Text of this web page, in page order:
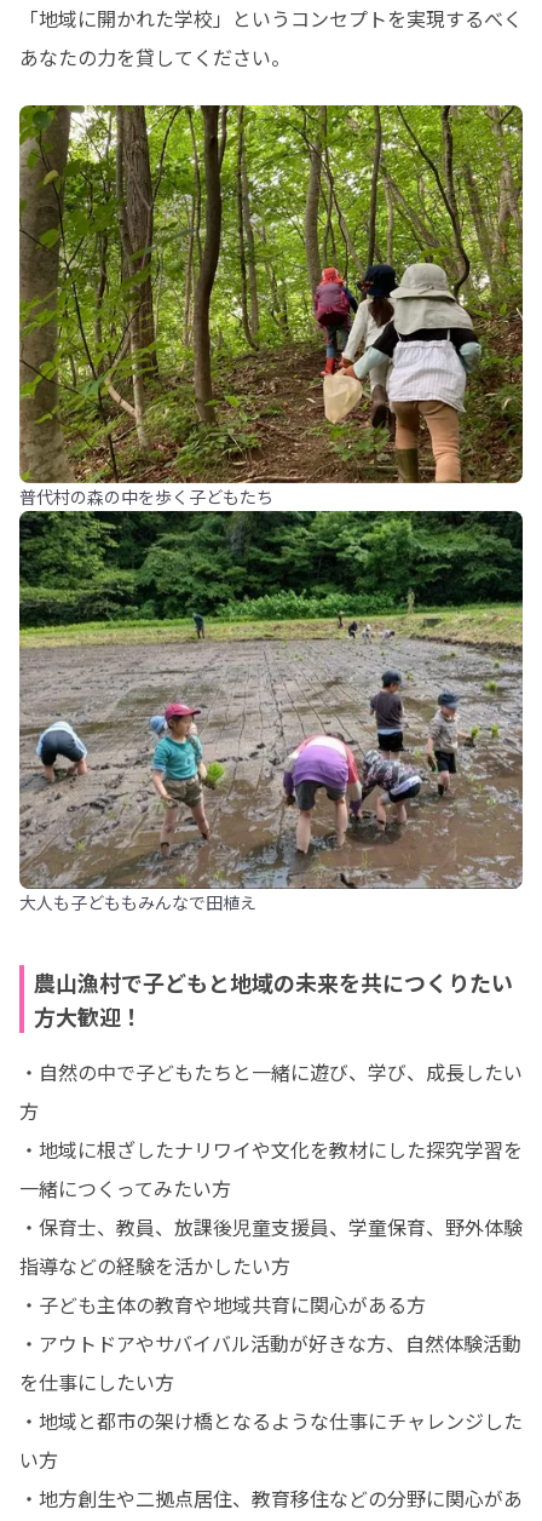
「地域に開かれた学校」というコンセプトを実現するべく
あなたの力を貸してください。
普代村の森の中を歩く子どもたち
大人も子どももみんなで田植え
農山漁村で子どもと地域の未来を共につくりたい
方大歓迎！
・自然の中で子どもたちと一緒に遊び、学び、成長したい
方
・地域に根ざしたナリワイや文化を教材にした探究学習を
一緒につくってみたい方
・保育士、教員、放課後児童支援員、学童保育、野外体験
指導などの経験を活かしたい方
・子ども主体の教育や地域共育に関心がある方
・アウトドアやサバイバル活動が好きな方、自然体験活動
を仕事にしたい方
・地域と都市の架け橋となるような仕事にチャレンジした
い方
・地方創生や二拠点居住、教育移住などの分野に関心があ